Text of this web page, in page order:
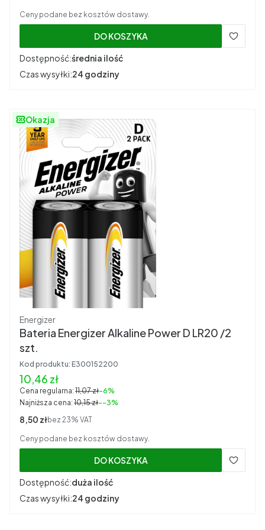
Ceny podane bez kosztów dostawy.
DO KOSZYKA
Dostępność:średnia ilość
Czas wysyłki:24 godziny
Okazja
Producent
Energizer
Bateria Energizer Alkaline Power D LR20 /2
szt.
Kod produktu: E300152200
Cena promocyjna brutto
10,46 zł
Cena regularna: 11,07 zł-6%
Najniższa cena: 10,15 zł--3%
Cena netto
8,50 złbez 23% VAT
Ceny podane bez kosztów dostawy.
DO KOSZYKA
Dostępność:duża ilość
Czas wysyłki:24 godziny